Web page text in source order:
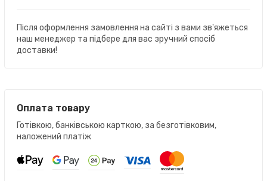
Після оформлення замовлення на сайті з вами зв'яжеться
наш менеджер та підбере для вас зручний спосіб
доставки!
Оплата товару
Готівкою, банківською карткою, за безготівковим,
наложений платіж